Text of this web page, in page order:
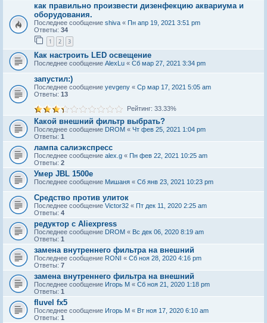
как правильно произвести дизенфекцию аквариума и
оборудования.
Последнее сообщение shiva « Пн апр 19, 2021 3:51 pm
Ответы: 34
1 2 3
Как настроить LED освещение
Последнее сообщение AlexLu « Сб мар 27, 2021 3:34 pm
запустил:)
Последнее сообщение yevgeny « Ср мар 17, 2021 5:05 am
Ответы: 13
Рейтинг: 33.33%
Какой внешний фильтр выбрать?
Последнее сообщение DROM « Чт фев 25, 2021 1:04 pm
Ответы: 1
лампа салиэкспресс
Последнее сообщение alex.g « Пн фев 22, 2021 10:25 am
Ответы: 2
Умер JBL 1500е
Последнее сообщение Мишаня « Сб янв 23, 2021 10:23 pm
Средство против улиток
Последнее сообщение Victor32 « Пт дек 11, 2020 2:25 am
Ответы: 4
редуктор с Aliexpress
Последнее сообщение DROM « Вс дек 06, 2020 8:19 am
Ответы: 1
замена внутреннего фильтра на внешний
Последнее сообщение RONI « Сб ноя 28, 2020 4:16 pm
Ответы: 7
замена внутреннего фильтра на внешний
Последнее сообщение Игорь М « Сб ноя 21, 2020 1:18 pm
Ответы: 1
fluvel fx5
Последнее сообщение Игорь М « Вт ноя 17, 2020 6:10 am
Ответы: 1